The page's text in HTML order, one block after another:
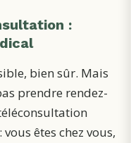
:
bien sûr. Mais
prendre rendez-
êtes chez vous,